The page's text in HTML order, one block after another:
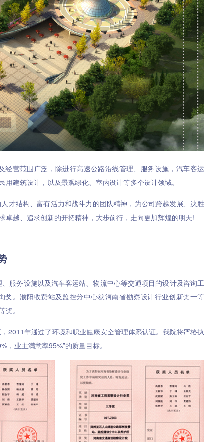
营范围广泛，除进行高速公路沿线管理、服务设施，汽车客运
建筑设计，以及景观绿化、室内设计等多个设计领域。
才结构、富有活力和战斗力的团队精神，为公司跨越发展、决胜
越、追求创新的开拓精神，大步前行，走向更加辉煌的明天!
服务设施以及汽车客运站、物流中心等交通项目的设计及咨询工
。濮阳收费站及监控分中心获河南省勘察设计行业创新奖一等
。
2011年通过了环境和职业健康安全管理体系认证。我院将严格执
，业主满意率95%”的质量目标。